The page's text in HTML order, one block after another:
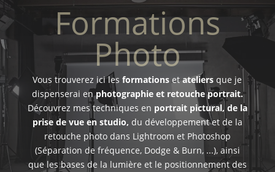
Formations
Photo
Vous trouverez ici lesformations etateliers que je
dispenserai enphotographie et retouche portrait.
Découvrez mes techniques en portrait pictural, de la
prise de vue en studio, du développement et de la
retouche photo dans Lightroom et Photoshop
(Séparation de fréquence, Dodge & Burn, ...), ainsi
que les bases de la lumière et le positionnement des